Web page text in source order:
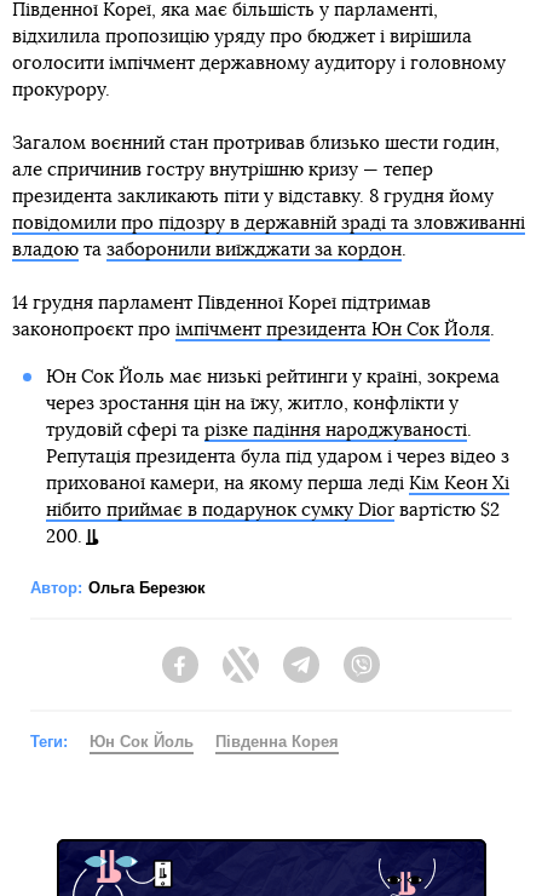
Південної Кореї, яка має більшість у парламенті,
відхилила пропозицію уряду про бюджет і вирішила
оголосити імпічмент державному аудитору і головному
прокурору.
Загалом воєнний стан протривав близько шести годин,
але спричинив гостру внутрішню кризу — тепер
президента закликають піти у відставку. 8 грудня йому
повідомили про підозру в державній зраді та зловживанні
владою та заборонили виїжджати за кордон.
14 грудня парламент Південної Кореї підтримав
законопроєкт про імпічмент президента Юн Сок Йоля.
Юн Сок Йоль має низькі рейтинги у країні, зокрема
через зростання цін на їжу, житло, конфлікти у
трудовій сфері та різке падіння народжуваності.
Репутація президента була під ударом і через відео з
прихованої камери, на якому перша леді Кім Кеон Хі
нібито приймає в подарунок сумку Diorвартістю $2
200.
Автор: Ольга Березюк
FacebookTwitter Telegram
Теги: Юн Сок Йоль Південна Корея